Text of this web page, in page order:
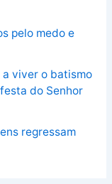
pelo medo e
viver o batismo
do Senhor
regressam